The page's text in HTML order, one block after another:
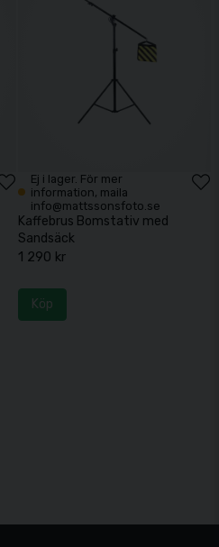
Ej i lager. För mer
information, maila
info@mattssonsfoto.se
Kaffebrus Bomstativ med
Sandsäck
1 290 kr
Köp